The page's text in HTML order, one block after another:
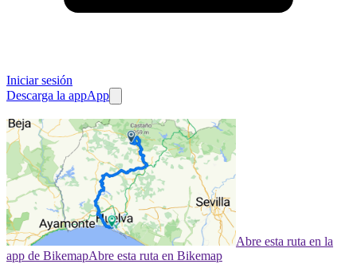
Iniciar sesión
Descarga la appApp
Abre esta ruta en la
app de BikemapAbre esta ruta en Bikemap